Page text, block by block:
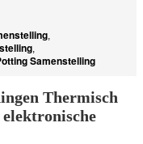
,
,
Samenstelling
Thermisch